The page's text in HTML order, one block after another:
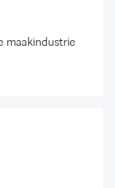
maakindustrie